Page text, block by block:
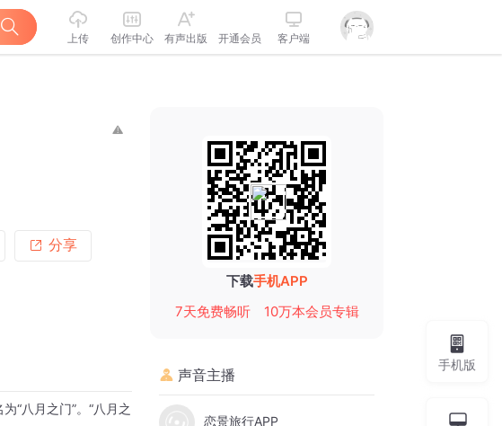
上传 创作中心 有声出版 开通会员 客户端
分享
“八月之门”。“八月之
下载手机APP
7天免费畅听
10万本会员专辑
声音主播
恋景旅行APP
手机版